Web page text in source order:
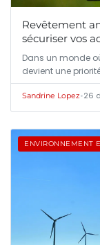
Revêtement
sécuriser vos
Dans un monde
devient une
Sandrine Lopez•26
ENVIRONNEMENT